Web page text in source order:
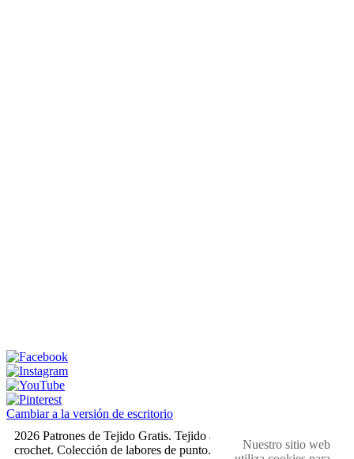
Cambiar a la versión de escritorio
2026 Patrones de Tejido Gratis. Tejido a dos agujas y
crochet. Colección de labores de punto. Muestras,Nuestro sitio web